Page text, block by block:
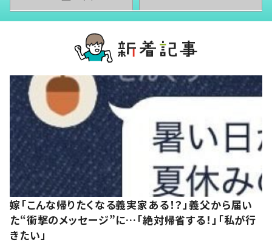
嫁「こんな帰りたくなる義実家ある！？」義父から届い
た“衝撃のメッセージ”に…「絶対帰省する！」「私が行
きたい」